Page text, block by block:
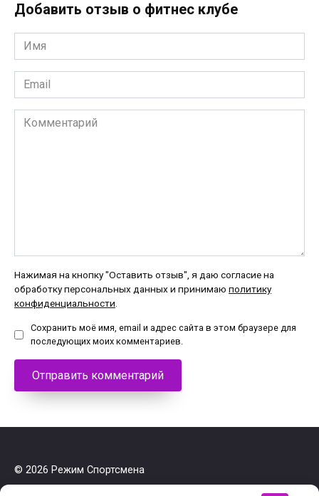
Добавить отзыв о фитнес клубе
Имя
*
Email
*
Комментарий
Нажимая на кнопку "Оставить отзыв", я даю согласие на
обработку персональных данных и принимаю политику
конфиденциальности
Сохранить моё имя, email и адрес сайта в этом браузере для
последующих моих комментариев.
© 2026 Режим Спортсмена